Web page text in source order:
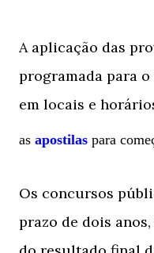
A aplicação das
programada para o
em locais e
as apostilas para
Os concursos
prazo de dois